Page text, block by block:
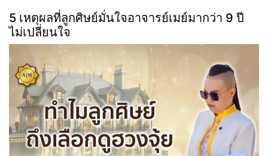
5 เหตุผลที่ลูกศิษย์มั่นใจอาจารย์เมย์มากว่า 9 ปี
ไม่เปลี่ยนใจ